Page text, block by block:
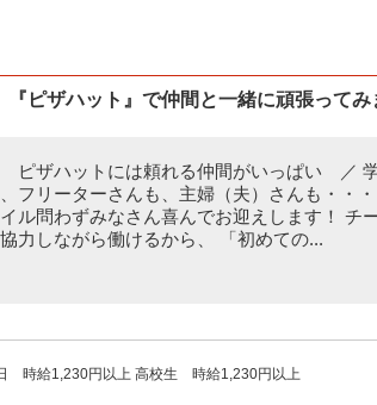
ピザハット』で仲間と一緒に頑張ってみ
ピザハットには頼れる仲間がいっぱい ／
、フリーターさんも、主婦（夫）さんも・・
ル問わずみなさん喜んでお迎えします！ チ
力しながら働けるから、 「初めての...
時給1,230円以上 高校生 時給1,230円以上